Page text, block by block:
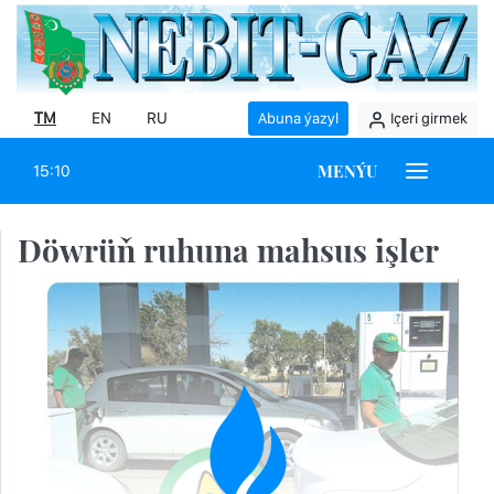
TM EN RU Abuna ýazyl Içeri girmek
15:10 MENÝU
Döwrüň ruhuna mahsus işler